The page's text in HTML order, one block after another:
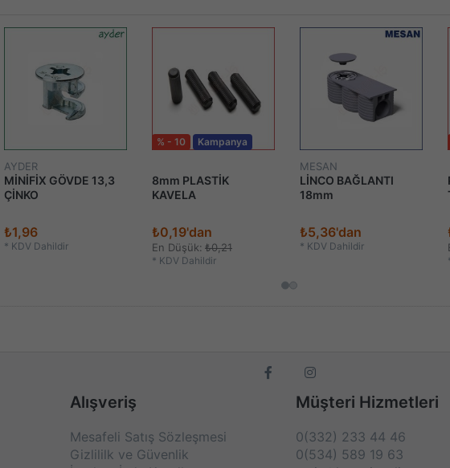
AYDER
MİNİFİX GÖVDE 13,3
ÇİNKO
₺1,96
* KDV Dahildir
% - 10 Kampanya
8mm PLASTİK
KAVELA
₺0,19'dan
En Düşük: ₺0,21
* KDV Dahildir
MESAN
LİNCO BAĞLANTI
18mm
₺5,36'dan
* KDV Dahildir
Alışveriş
Mesafeli Satış Sözleşmesi
Gizlililk ve Güvenlik
Müşteri Hizmetleri
0(332) 233 44 46
0(534) 589 19 63